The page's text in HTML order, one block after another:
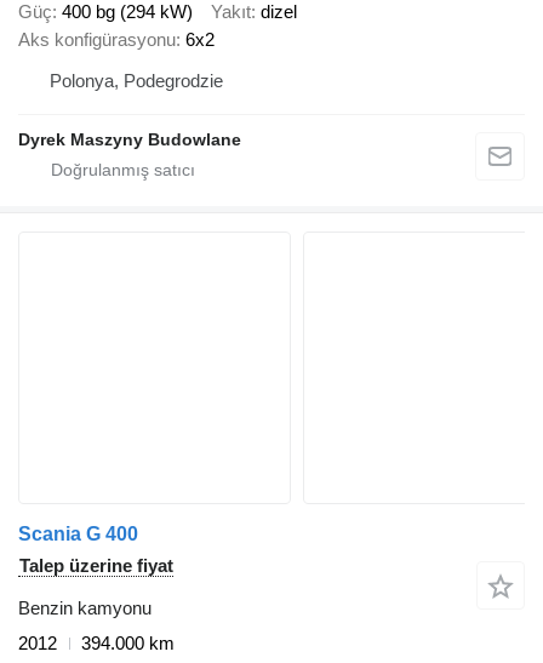
Güç 400 bg (294 kW) Yakıt dizel
Aks konfigürasyonu 6x2
Polonya, Podegrodzie
Dyrek Maszyny Budowlane
Scania G 400
Talep üzerine fiyat
Benzin kamyonu
2012
394.000 km